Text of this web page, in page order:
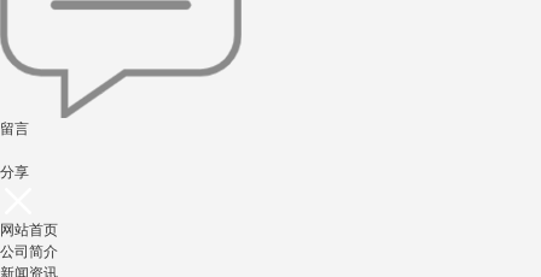
留言
分享
网站首页
公司简介
新闻资讯